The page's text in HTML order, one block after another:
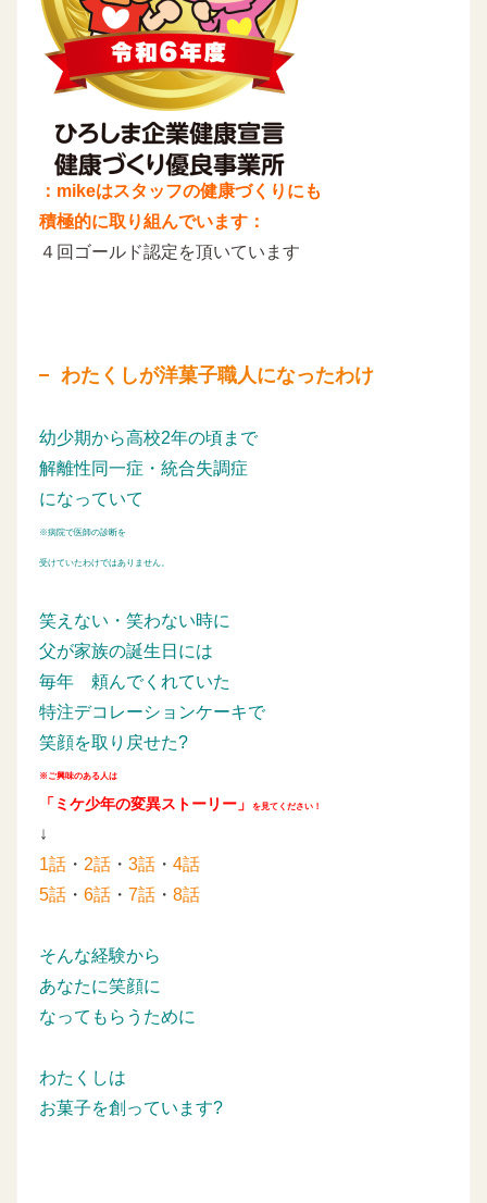
：mikeはスタッフの健康づくりにも
積極的に取り組んでいます：
４回ゴールド認定を頂いています
わたくしが洋菓子職人になったわけ
幼少期から高校2年の頃まで
解離性同一症・統合失調症
になっていて
※病院で医師の診断を
受けていたわけではありません。
笑えない・笑わない時に
父が家族の誕生日には
毎年 頼んでくれていた
特注デコレーションケーキで
笑顔を取り戻せた?
※ご興味のある人は
「ミケ少年の変異ストーリー」 を見てください！
↓
1話 ・ 2話 ・ 3話 ・ 4話
5話 ・ 6話 ・ 7話 ・ 8話
そんな経験から
あなたに笑顔に
なってもらうために
わたくしは
お菓子を創っています?